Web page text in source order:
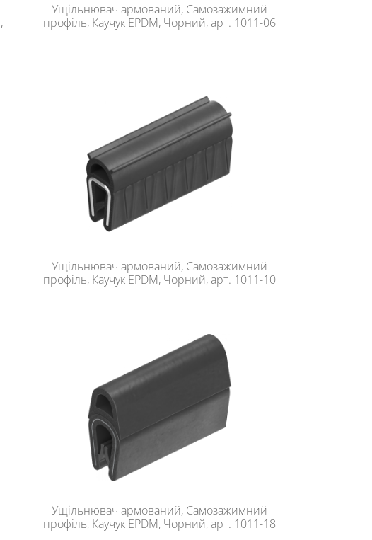
Ущільнювач армований, Самозажимний
профіль, Каучук EPDM, Чорний, арт. 1011-06
Ущільнювач армований, Самозажимний
профіль, Каучук EPDM, Чорний, арт. 1011-10
Ущільнювач армований, Самозажимний
профіль, Каучук EPDM, Чорний, арт. 1011-18